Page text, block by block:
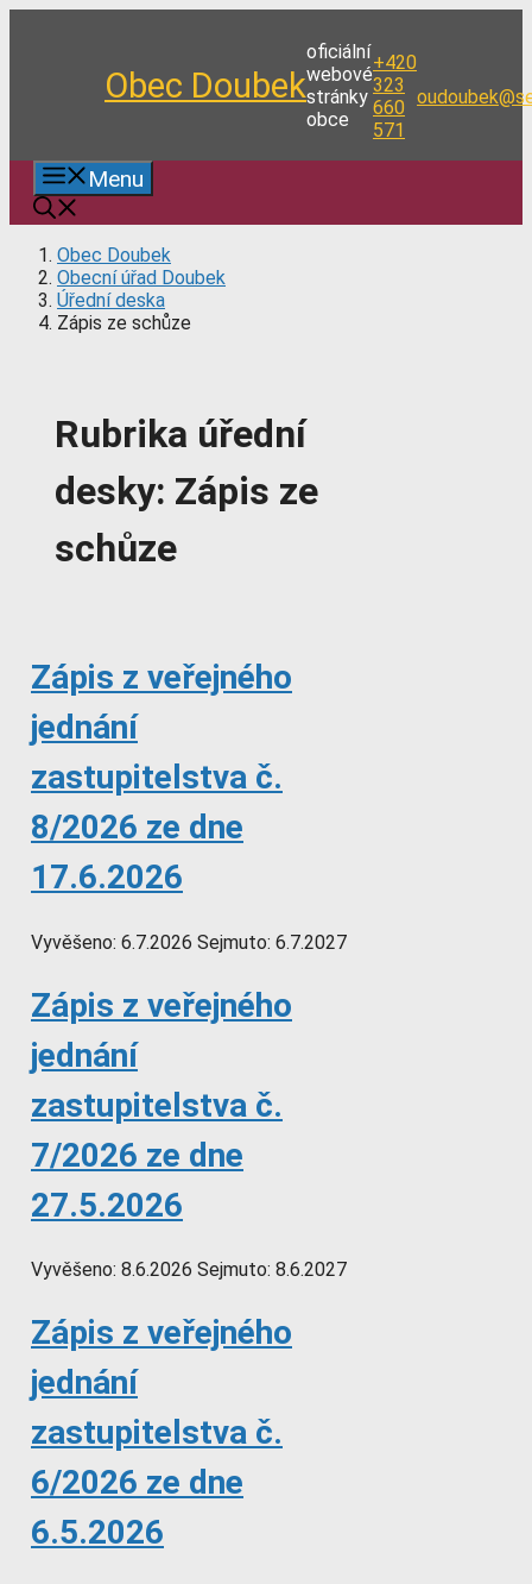
Obec Doubek
oficiální
webové
stránky
obce
+420
323
660
571
Menu
Obec Doubek
Obecní úřad Doubek
Úřední deska
Zápis ze schůze
Rubrika úřední
desky: Zápis ze
schůze
Zápis z veřejného
jednání
zastupitelstva č.
8/2026 ze dne
17.6.2026
Vyvěšeno: 6.7.2026 Sejmuto: 6.7.2027
Zápis z veřejného
jednání
zastupitelstva č.
7/2026 ze dne
27.5.2026
Vyvěšeno: 8.6.2026 Sejmuto: 8.6.2027
Zápis z veřejného
jednání
zastupitelstva č.
6/2026 ze dne
6.5.2026